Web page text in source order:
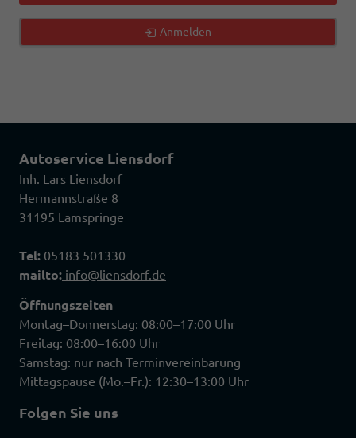
Anmelden
Autoservice Liensdorf
Inh. Lars Liensdorf
Hermannstraße 8
31195 Lamspringe
Tel: 05183 501330
mailto: info@liensdorf.de
Öffnungszeiten
Montag–Donnerstag: 08:00–17:00 Uhr
Freitag: 08:00–16:00 Uhr
Samstag: nur nach Terminvereinbarung
Mittagspause (Mo.–Fr.): 12:30–13:00 Uhr
Folgen Sie uns